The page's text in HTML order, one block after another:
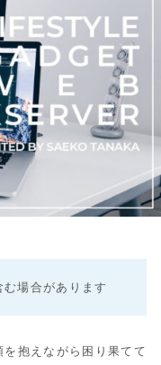
場合があります
抱えながら困り果てて